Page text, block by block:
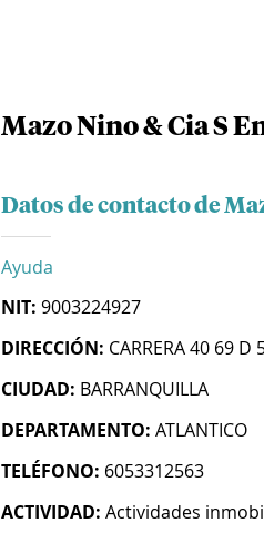
Mazo Nino & Cia S
Datos de contacto de
Ayuda
NIT: 9003224927
DIRECCIÓN: CARRERA 40 69 D
CIUDAD: BARRANQUILLA
DEPARTAMENTO: ATLANTICO
TELÉFONO: 6053312563
ACTIVIDAD: Actividades